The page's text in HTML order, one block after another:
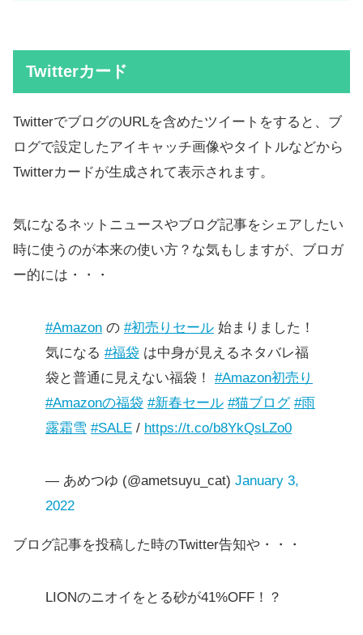
Twitterカード
TwitterでブログのURLを含めたツイートをすると、ブ
ログで設定したアイキャッチ画像やタイトルなどから
Twitterカードが生成されて表示されます。
気になるネットニュースやブログ記事をシェアしたい
時に使うのが本来の使い方？な気もしますが、ブロガ
ー的には・・・
#Amazon の #初売りセール 始まりました！
気になる #福袋 は中身が見えるネタバレ福
袋と普通に見えない福袋！ #Amazon初売り
#Amazonの福袋 #新春セール #猫ブログ #雨
露霜雪 #SALE / https://t.co/b8YkQsLZo0
— あめつゆ (@ametsuyu_cat) January 3,
2022
ブログ記事を投稿した時のTwitter告知や・・・
LIONのニオイをとる砂が41%OFF！？